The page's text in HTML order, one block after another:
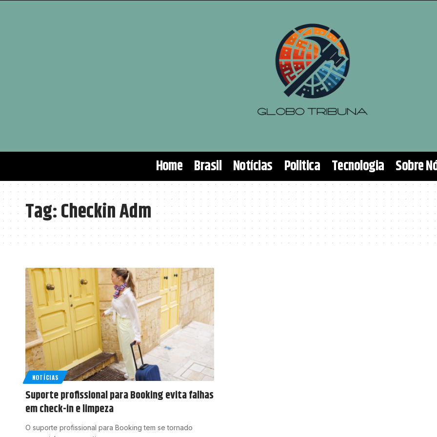
Home Brasil Notícias Politica Tecnologia Sobre
Tag:Checkin Adm
NOTÍCIAS
Suporte profissional para Booking evita falhas
em check-in e limpeza
O suporte profissional para Booking tem se tornado